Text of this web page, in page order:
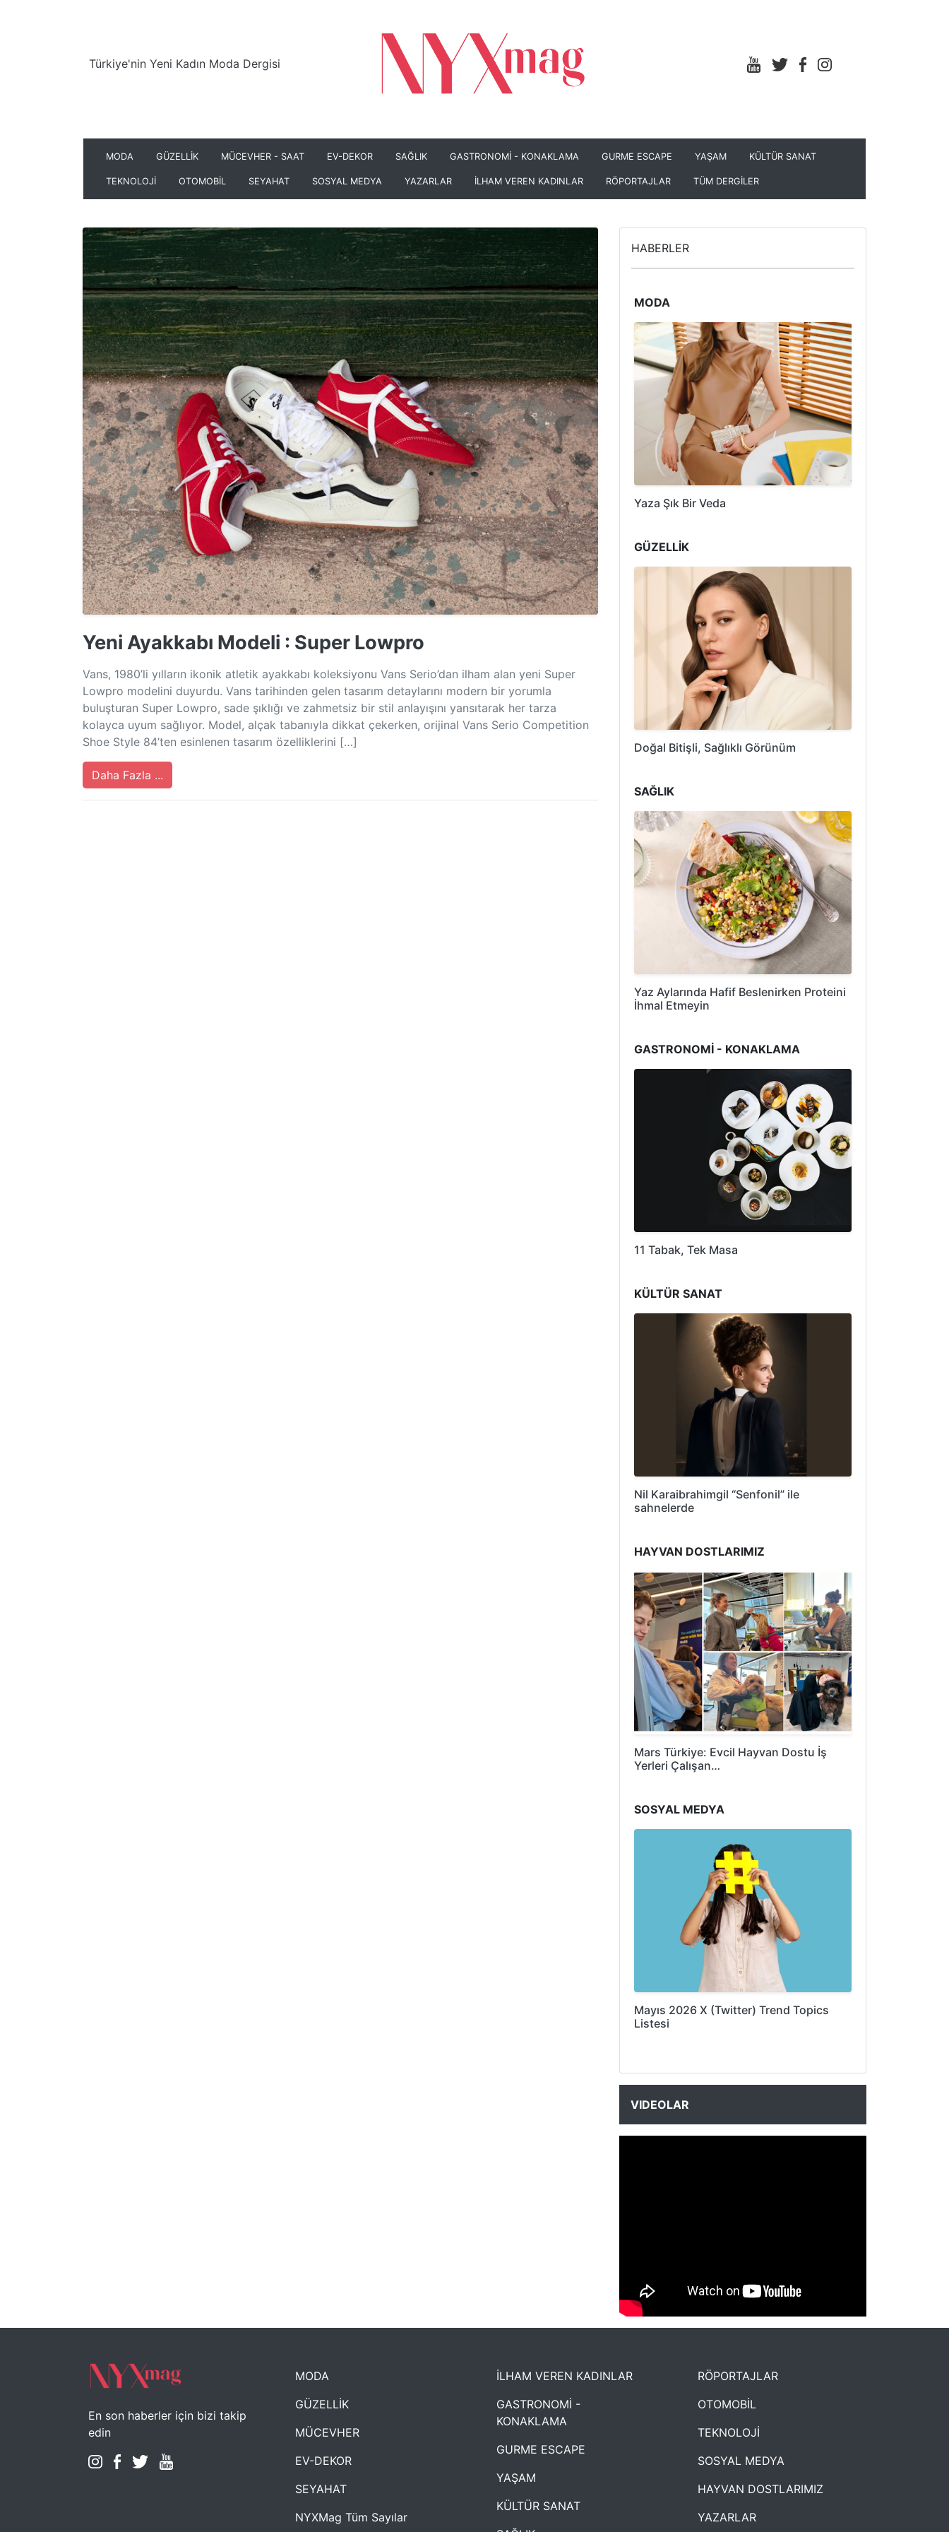
Türkiye'nin Yeni Kadın Moda Dergisi
MODA GÜZELLİK MÜCEVHER - SAAT EV-DEKOR SAĞLIK GASTRONOMİ - KONAKLAMA GURME ESCAPE YAŞAM KÜLTÜR SANAT
TEKNOLOJİ OTOMOBİL SEYAHAT SOSYAL MEDYA YAZARLAR İLHAM VEREN KADINLAR RÖPORTAJLAR TÜM DERGİLER
Yeni Ayakkabı Modeli : Super Lowpro
Vans, 1980’li yılların ikonik atletik ayakkabı koleksiyonu Vans Serio’dan ilham alan yeni Super
Lowpro modelini duyurdu. Vans tarihinden gelen tasarım detaylarını modern bir yorumla
buluşturan Super Lowpro, sade şıklığı ve zahmetsiz bir stil anlayışını yansıtarak her tarza
kolayca uyum sağlıyor. Model, alçak tabanıyla dikkat çekerken, orijinal Vans Serio Competition
Shoe Style 84’ten esinlenen tasarım özelliklerini […]
Daha Fazla ...
HABERLER
MODA
Yaza Şık Bir Veda
GÜZELLİK
Doğal Bitişli, Sağlıklı Görünüm
SAĞLIK
Yaz Aylarında Hafif Beslenirken Proteini
İhmal Etmeyin
GASTRONOMİ - KONAKLAMA
11 Tabak, Tek Masa
KÜLTÜR SANAT
Nil Karaibrahimgil “Senfonil” ile
sahnelerde
HAYVAN DOSTLARIMIZ
Mars Türkiye: Evcil Hayvan Dostu İş
Yerleri Çalışan…
SOSYAL MEDYA
Mayıs 2026 X (Twitter) Trend Topics
Listesi
VIDEOLAR
NYXmag 2. Yaş Kutlama Etkinliği
En son haberler için bizi takip
edin
MODA
GÜZELLİK
MÜCEVHER
EV-DEKOR
SEYAHAT
NYXMag Tüm Sayılar
İLHAM VEREN KADINLAR
GASTRONOMİ -
KONAKLAMA
GURME ESCAPE
YAŞAM
KÜLTÜR SANAT
RÖPORTAJLAR
OTOMOBİL
TEKNOLOJİ
SOSYAL MEDYA
HAYVAN DOSTLARIMIZ
YAZARLAR